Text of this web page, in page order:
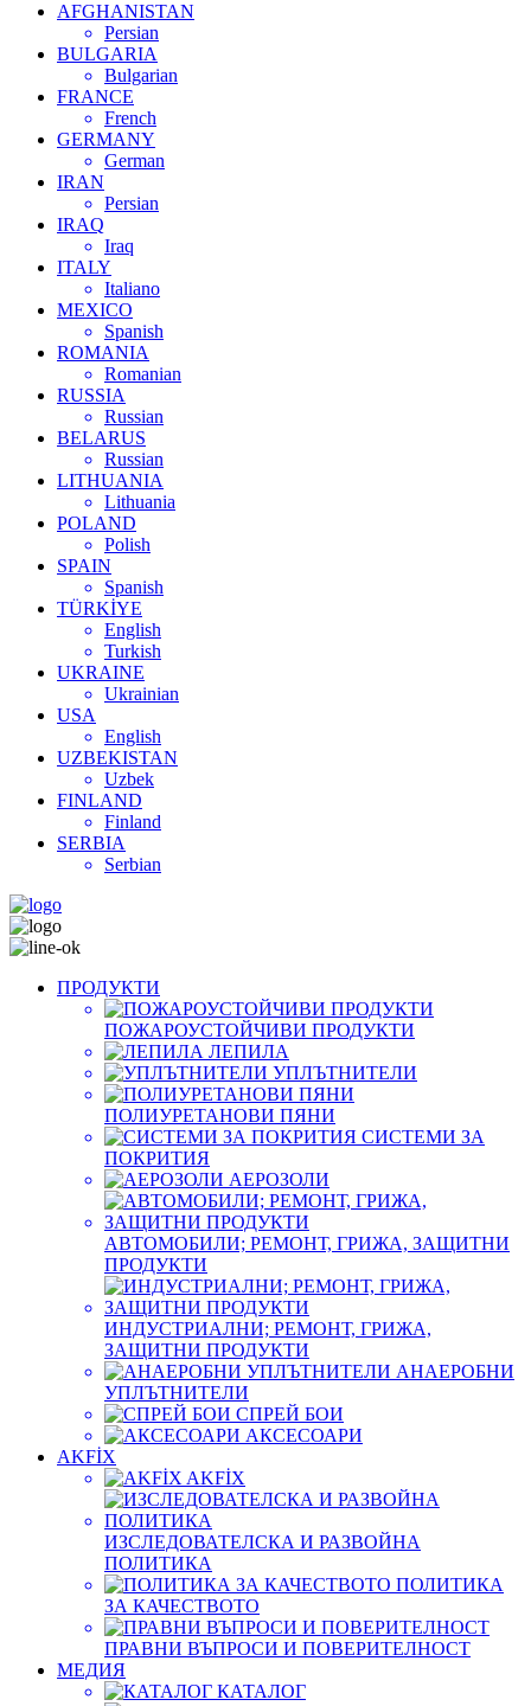
AFGHANISTAN
Persian
BULGARIA
Bulgarian
FRANCE
French
GERMANY
German
IRAN
Persian
IRAQ
Iraq
ITALY
Italiano
MEXICO
Spanish
ROMANIA
Romanian
RUSSIA
Russian
BELARUS
Russian
LITHUANIA
Lithuania
POLAND
Polish
SPAIN
Spanish
TÜRKİYE
English
Turkish
UKRAINE
Ukrainian
USA
English
UZBEKISTAN
Uzbek
FINLAND
Finland
SERBIA
Serbian
ПРОДУКТИ
ПОЖАРОУСТОЙЧИВИ ПРОДУКТИ
ЛЕПИЛА
УПЛЪТНИТЕЛИ
ПОЛИУРЕТАНОВИ ПЯНИ
СИСТЕМИ ЗА
ПОКРИТИЯ
АЕРОЗОЛИ
АВТОМОБИЛИ; РЕМОНТ, ГРИЖА, ЗАЩИТНИ
ПРОДУКТИ
ИНДУСТРИАЛНИ; РЕМОНТ, ГРИЖА,
ЗАЩИТНИ ПРОДУКТИ
АНАЕРОБНИ
УПЛЪТНИТЕЛИ
СПРЕЙ БОИ
АКСЕСОАРИ
AKFİX
AKFİX
ИЗСЛЕДОВАТЕЛСКА И РАЗВОЙНА
ПОЛИТИКА
ПОЛИТИКА
ЗА КАЧЕСТВОТО
ПРАВНИ ВЪПРОСИ И ПОВЕРИТЕЛНОСТ
МЕДИЯ
КАТАЛОГ